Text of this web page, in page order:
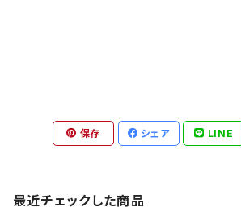
保存 シェア LINE
最近チェックした商品